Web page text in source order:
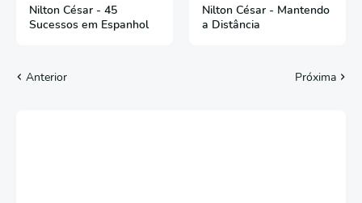
Nilton César - 45
Sucessos em Espanhol
Nilton César - Mantendo
a Distância
Anterior Próxima